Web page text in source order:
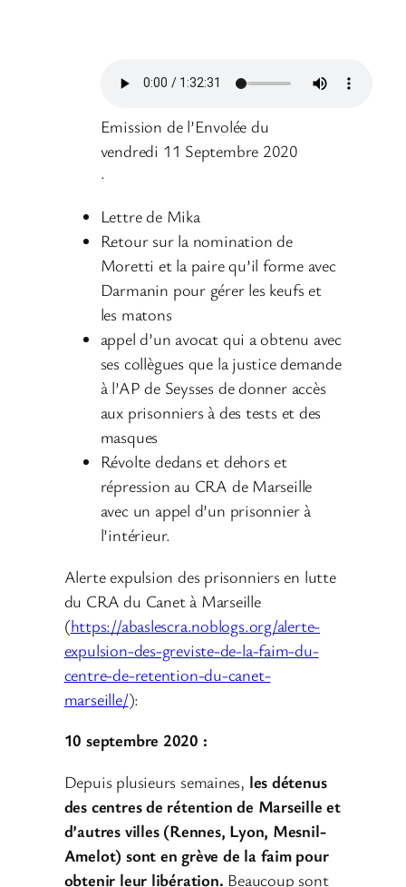
Emission de l’Envolée du
vendredi 11 Septembre 2020
·
Lettre de Mika
Retour sur la nomination de
Moretti et la paire qu’il forme avec
Darmanin pour gérer les keufs et
les matons
appel d’un avocat qui a obtenu avec
ses collègues que la justice demande
à l’AP de Seysses de donner accès
aux prisonniers à des tests et des
masques
Révolte dedans et dehors et
répression au CRA de Marseille
avec un appel d’un prisonnier à
l’intérieur.
Alerte expulsion des prisonniers en lutte
du CRA du Canet à Marseille
(https://abaslescra.noblogs.org/alerte-
expulsion-des-greviste-de-la-faim-du-
centre-de-retention-du-canet-
marseille/):
10 septembre 2020 :
Depuis plusieurs semaines, les détenus
des centres de rétention de Marseille et
d’autres villes (Rennes, Lyon, Mesnil-
Amelot) sont en grève de la faim pour
obtenir leur libération. Beaucoup sont